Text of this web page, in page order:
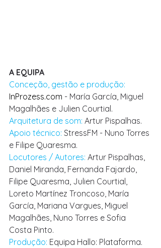
A EQUIPA
Conceção, gestão e produção:
InProzess.com - María García, Miguel
Magalhães e Julien Courtial.
Arquitetura de som: Artur Pispalhas.
Apoio técnico: StressFM - Nuno Torres
e Filipe Quaresma.
Locutores / Autores: Artur Pispalhas,
Daniel Miranda, Fernanda Fajardo,
Filipe Quaresma, Julien Courtial,
Loreto Martínez Troncoso, María
García, Mariana Vargues, Miguel
Magalhães, Nuno Torres e Sofia
Costa Pinto.
Produção: Equipa Hallo: Plataforma.